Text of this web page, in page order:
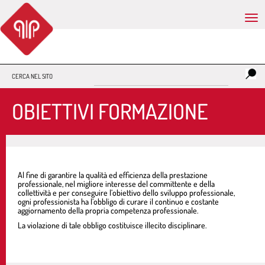
CERCA NEL SITO
OBIETTIVI FORMAZIONE
Al fine di garantire la qualità ed efficienza della prestazione
professionale, nel migliore interesse del committente e della
collettività e per conseguire l’obiettivo dello sviluppo professionale,
ogni professionista ha l’obbligo di curare il continuo e costante
aggiornamento della propria competenza professionale.
La violazione di tale obbligo costituisce illecito disciplinare.